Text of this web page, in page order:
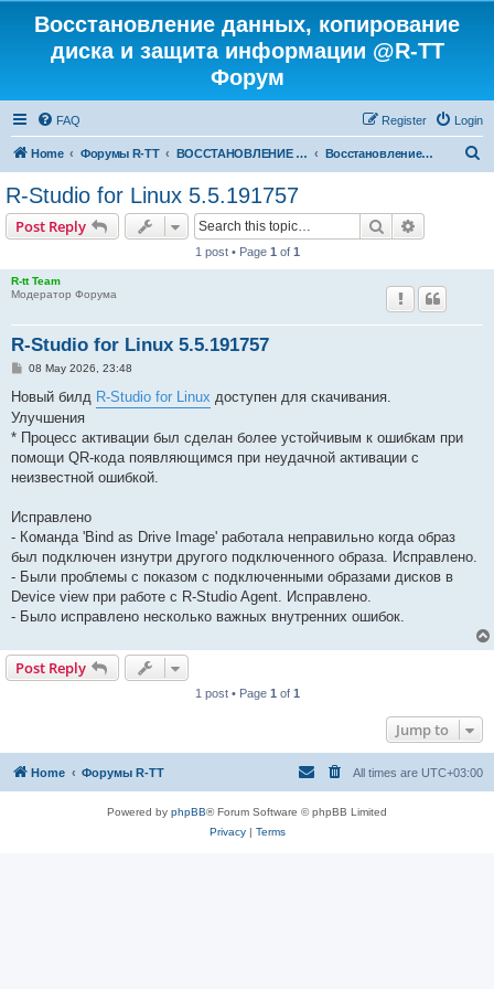
Восстановление данных, копирование
диска и защита информации @R-TT
Форум
FAQ Login
Register
Home Форумы R-TT ВОССТАНОВЛЕНИЕ ДАННЫХ И УДАЛЕННЫХ ФАЙЛОВ Восстановление данных
R-Studio for Linux 5.5.191757
Post Reply Search
1 post • Page 1 of 1
R-tt Team
Модератор Форума
R-Studio for Linux 5.5.191757
P
s
08 May 2026, 23:48
Новый билд R-Studio for Linux доступен для скачивания.
Улучшения
* Процесс активации был сделан более устойчивым к ошибкам при
помощи QR-кода появляющимся при неудачной активации с
неизвестной ошибкой.
Исправлено
- Команда 'Bind as Drive Image' работала неправильно когда образ
был подключен изнутри другого подключенного образа. Исправлено.
- Были проблемы с показом с подключенными образами дисков в
Device view при работе с R-Studio Agent. Исправлено.
- Было исправлено несколько важных внутренних ошибок.
Post Reply
1 post • Page 1 of 1
Jump to
Home Форумы R-TT All times are UTC+03:00
Powered by phpBB® Forum Software © phpBB Limited
Privacy| Terms